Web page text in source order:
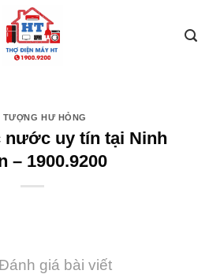
TƯỢNG HƯ HỎNG
nước uy tín tại Ninh
– 1900.9200
giá bài viết